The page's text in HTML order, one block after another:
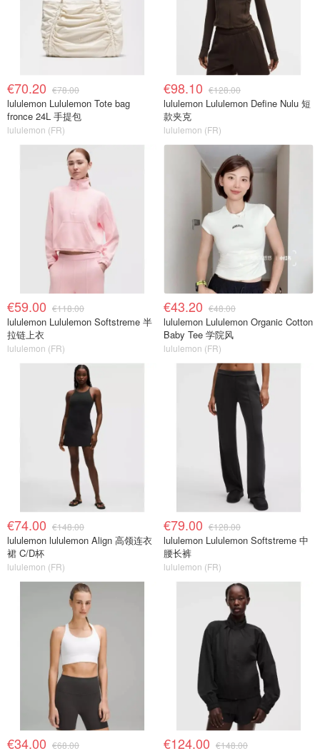
€70.20 €78.00
lululemon Lululemon Tote bag
fronce 24L 手提包
lululemon (FR)
€98.10 €128.00
lululemon Lululemon Define Nulu 短
款夹克
lululemon (FR)
€59.00 €118.00
lululemon Lululemon Softstreme 半
拉链上衣
lululemon (FR)
€43.20 €48.00
lululemon Lululemon Organic Cotton
Baby Tee 学院风
lululemon (FR)
€74.00 €148.00
lululemon lululemon Align 高领连衣
裙 C/D杯
lululemon (FR)
€79.00 €128.00
lululemon Lululemon Softstreme 中
腰长裤
lululemon (FR)
€34.00 €68.00 €124.00 €148.00